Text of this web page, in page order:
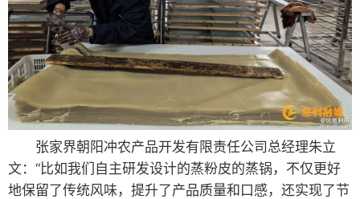
张家界朝阳冲农产品开发有限责任公司总经理朱立
文：“比如我们自主研发设计的蒸粉皮的蒸锅，不仅更好
地保留了传统风味，提升了产品质量和口感，还实现了节